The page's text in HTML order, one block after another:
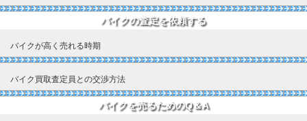
バイクの査定を依頼する
バイクが高く売れる時期
バイク買取査定員との交渉方法
バイクを売るためのQ＆A